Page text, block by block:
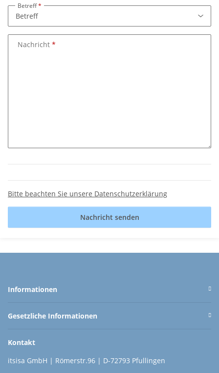
Betreff
Nachricht
Bitte beachten Sie unsere Datenschutzerklärung
Nachricht senden
Informationen
Gesetzliche Informationen
Kontakt
itsisa GmbH | Römerstr.96 | D-72793 Pfullingen